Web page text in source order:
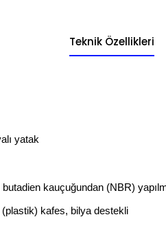
Teknik Özellikleri
yatak
kauçuğundan (NBR)
kafes, bilya destekli